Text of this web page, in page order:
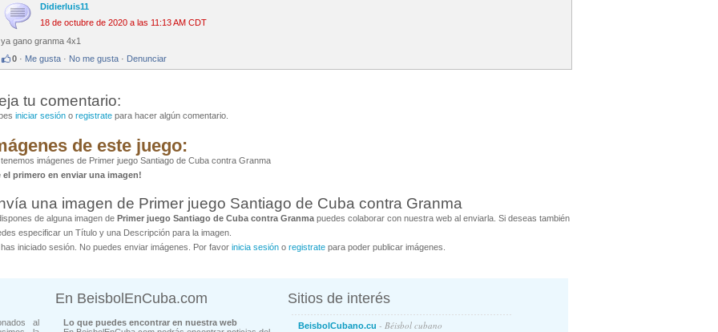
Didierluis11
18 de octubre de 2020 a las 11:13 AM CDT
ya gano granma 4x1
0 · Me gusta · No me gusta · Denunciar
tu comentario:
iniciar sesión o registrate para hacer algún comentario.
de este juego:
imágenes de Primer juego Santiago de Cuba contra Granma
el primero en enviar una imagen!
una imagen de Primer juego Santiago de Cuba contra Granma
de alguna imagen de Primer juego Santiago de Cuba contra Granma puedes colaborar con nuestra web al enviarla. Si deseas también
especificar un Título y una Descripción para la imagen.
iniciado sesión. No puedes enviar imágenes. Por favor inicia sesión o registrate para poder publicar imágenes.
al
En BeisbolEnCuba.com
Lo que puedes encontrar en nuestra web
Sitios de interés
BeisbolCubano.cu - Béisbol cubano